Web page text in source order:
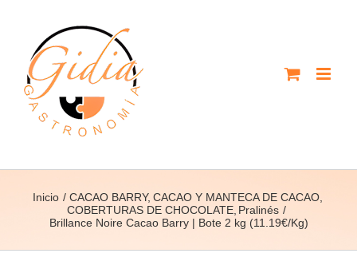
Inicio CACAO BARRY CACAO Y MANTECA DE CACAO
COBERTURAS DE CHOCOLATE Pralinés
Brillance Noire Cacao Barry | Bote 2 kg (11.19€/Kg)